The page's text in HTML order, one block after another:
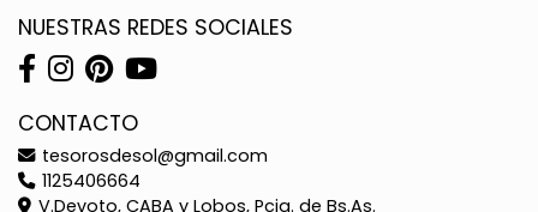
NUESTRAS REDES SOCIALES
CONTACTO
tesorosdesol@gmail.com
1125406664
V.Devoto, CABA y Lobos, Pcia. de Bs.As.